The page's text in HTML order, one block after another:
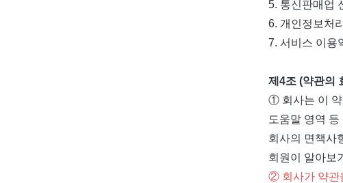
5. 통신판매업
6. 개인정보처
7. 서비스 이용
제4조 (약관의
① 회사는 이 약
도움말 영역
회사의 면책사
회원이 알아보
② 회사가 약관